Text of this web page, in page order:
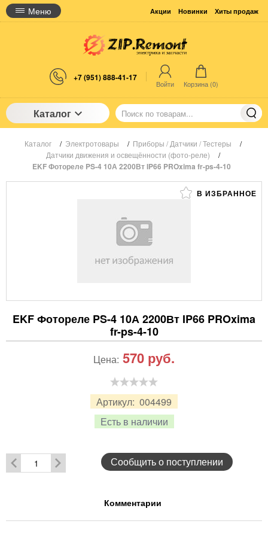
Меню Акции Новинки Хиты продаж
+7 (951) 888-41-17
Войти Корзина (0)
Каталог
Каталог / Электротовары / Приборы / Датчики / Тестеры
/
Датчики движения и освещённости (фото-реле)
/
EKF Фотореле PS-4 10А 2200Вт IP66 PROxima fr-ps-4-10
В ИЗБРАННОЕ
EKF Фотореле PS-4 10А 2200Вт IP66 PROxima
fr-ps-4-10
Артикул: 004499
Есть в наличии
Цена: 570 руб.
Сообщить о поступлении
Комментарии